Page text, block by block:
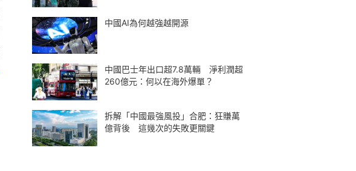
中國AI為何越強越開源
中國巴士年出口超7.8萬輛 淨利潤超
260億元：何以在海外爆單？
拆解「中國最強風投」合肥：狂賺萬
億背後 這幾次的失敗更關鍵